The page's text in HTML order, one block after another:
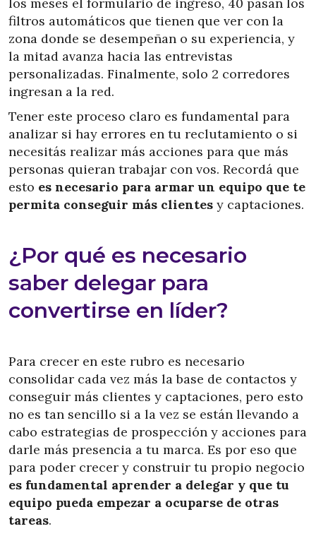
filtros automáticos que tienen que ver con la
zona donde se desempeñan o su experiencia, y
la mitad avanza hacia las entrevistas
personalizadas. Finalmente, solo 2 corredores
ingresan a la red.
Tener este proceso claro es fundamental para
analizar si hay errores en tu reclutamiento o si
necesitás realizar más acciones para que más
personas quieran trabajar con vos. Recordá que
esto es necesario para armar un equipo que te
permita conseguir más clientes y captaciones.
¿Por qué es necesario
saber delegar para
convertirse en líder?
Para crecer en este rubro es necesario
consolidar cada vez más la base de contactos y
conseguir más clientes y captaciones, pero esto
no es tan sencillo si a la vez se están llevando a
cabo estrategias de prospección y acciones para
darle más presencia a tu marca. Es por eso que
para poder crecer y construir tu propio negocio
es fundamental aprender a delegar y que tu
equipo pueda empezar a ocuparse de otras
tareas.